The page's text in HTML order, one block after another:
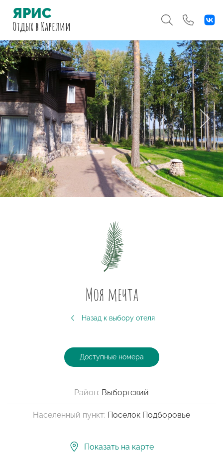
ЯРИС
Отдыхв Карелии
Моя мечта
Назад к выбору отеля
Доступные номера
Район: Выборгский
Населенный пункт: Поселок Подборовье
Показать на карте